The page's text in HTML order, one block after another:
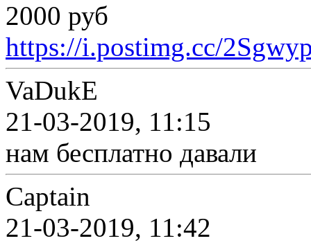
2000 руб
https://i.postimg.cc/
VaDukE
21-03-2019, 11:15
нам бесплатно давали
Captain
21-03-2019, 11:42